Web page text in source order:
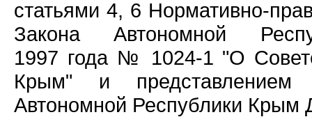
статьями 4, 6 Нормативно-
Закона Автономной
1997 года № 1024-1 "О
Крым" и представлением
Автономной Республики Крым